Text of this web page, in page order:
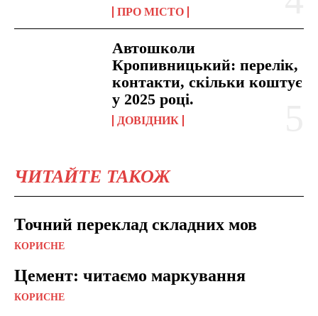
ПРО МІСТО
Автошколи
Кропивницький: перелік,
контакти, скільки коштує
у 2025 році.
ДОВІДНИК
ЧИТАЙТЕ ТАКОЖ
Точний переклад складних мов
КОРИСНЕ
Цемент: читаємо маркування
КОРИСНЕ